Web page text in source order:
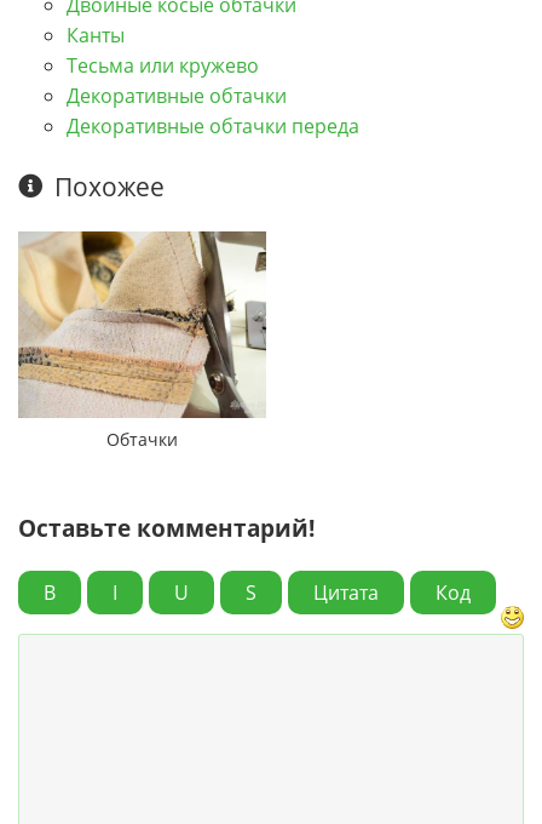
Канты
Тесьма или кружево
Декоративные обтачки
Декоративные обтачки переда
Похожее
Обтачки
Оставьте комментарий!
B I U S Цитата Код